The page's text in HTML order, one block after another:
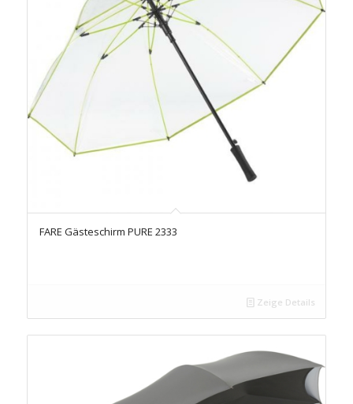
FARE Gästeschirm PURE 2333
Zeige Details